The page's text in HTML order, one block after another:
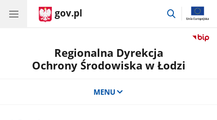
gov.pl
przejdź
Regionalna Dyrekcja
Ochrony Środowiska w Łodzi
MENU